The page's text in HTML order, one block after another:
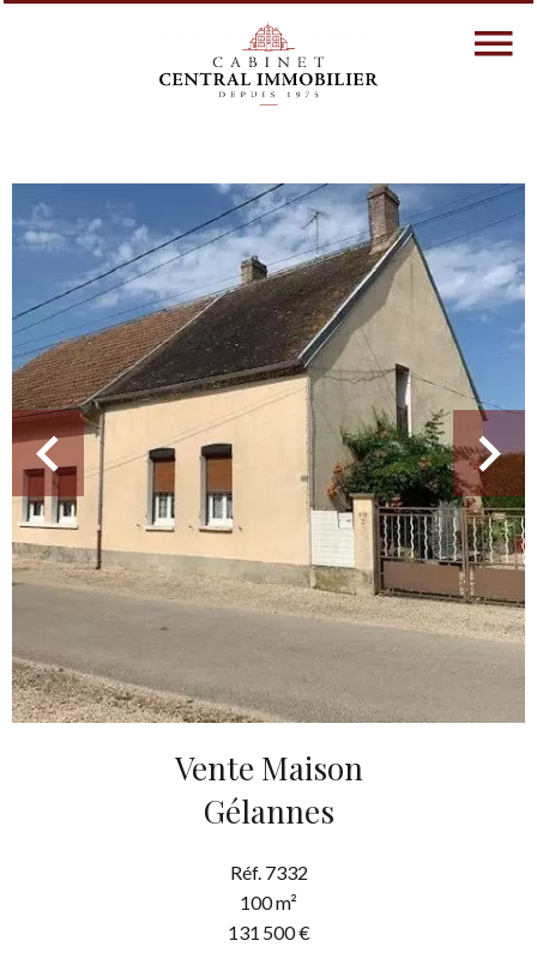
Vente Maison
Gélannes
Réf. 7332
100 m²
131 500 €